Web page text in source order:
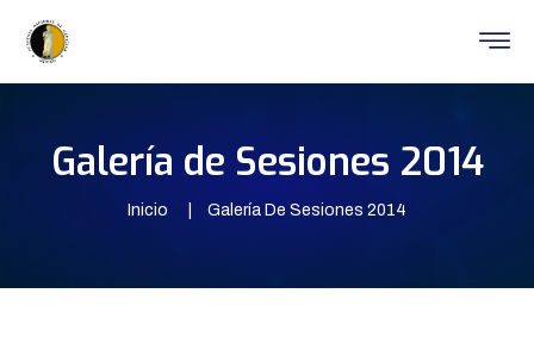
Galería de Sesiones 2014
Inicio Galería De Sesiones 2014